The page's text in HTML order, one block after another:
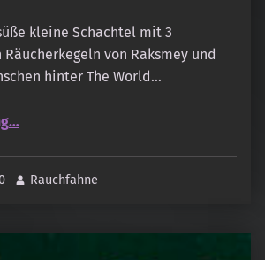
kleine Schachtel mit 3
von Raksmey und
hinter The World…
“The World Makes Scents – LavSander”
…
Rauchfahne